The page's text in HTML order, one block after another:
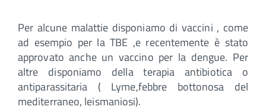
Per alcune malattie disponiamo di vaccini , come
ad esempio per la TBE ,e recentemente è stato
approvato anche un vaccino per la dengue. Per
altre disponiamo della terapia antibiotica o
antiparassitaria ( Lyme,febbre bottonosa del
mediterraneo, leismaniosi).